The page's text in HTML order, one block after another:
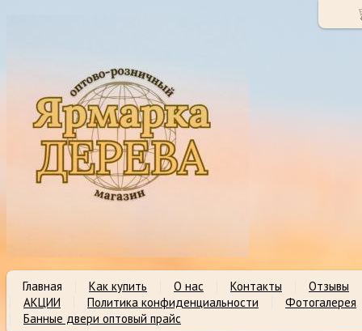
Главная Как купить О нас Контакты
Отзывы
АКЦИИ
Политика конфиденциальности
Фотогалерея
Банные двери оптовый прайс